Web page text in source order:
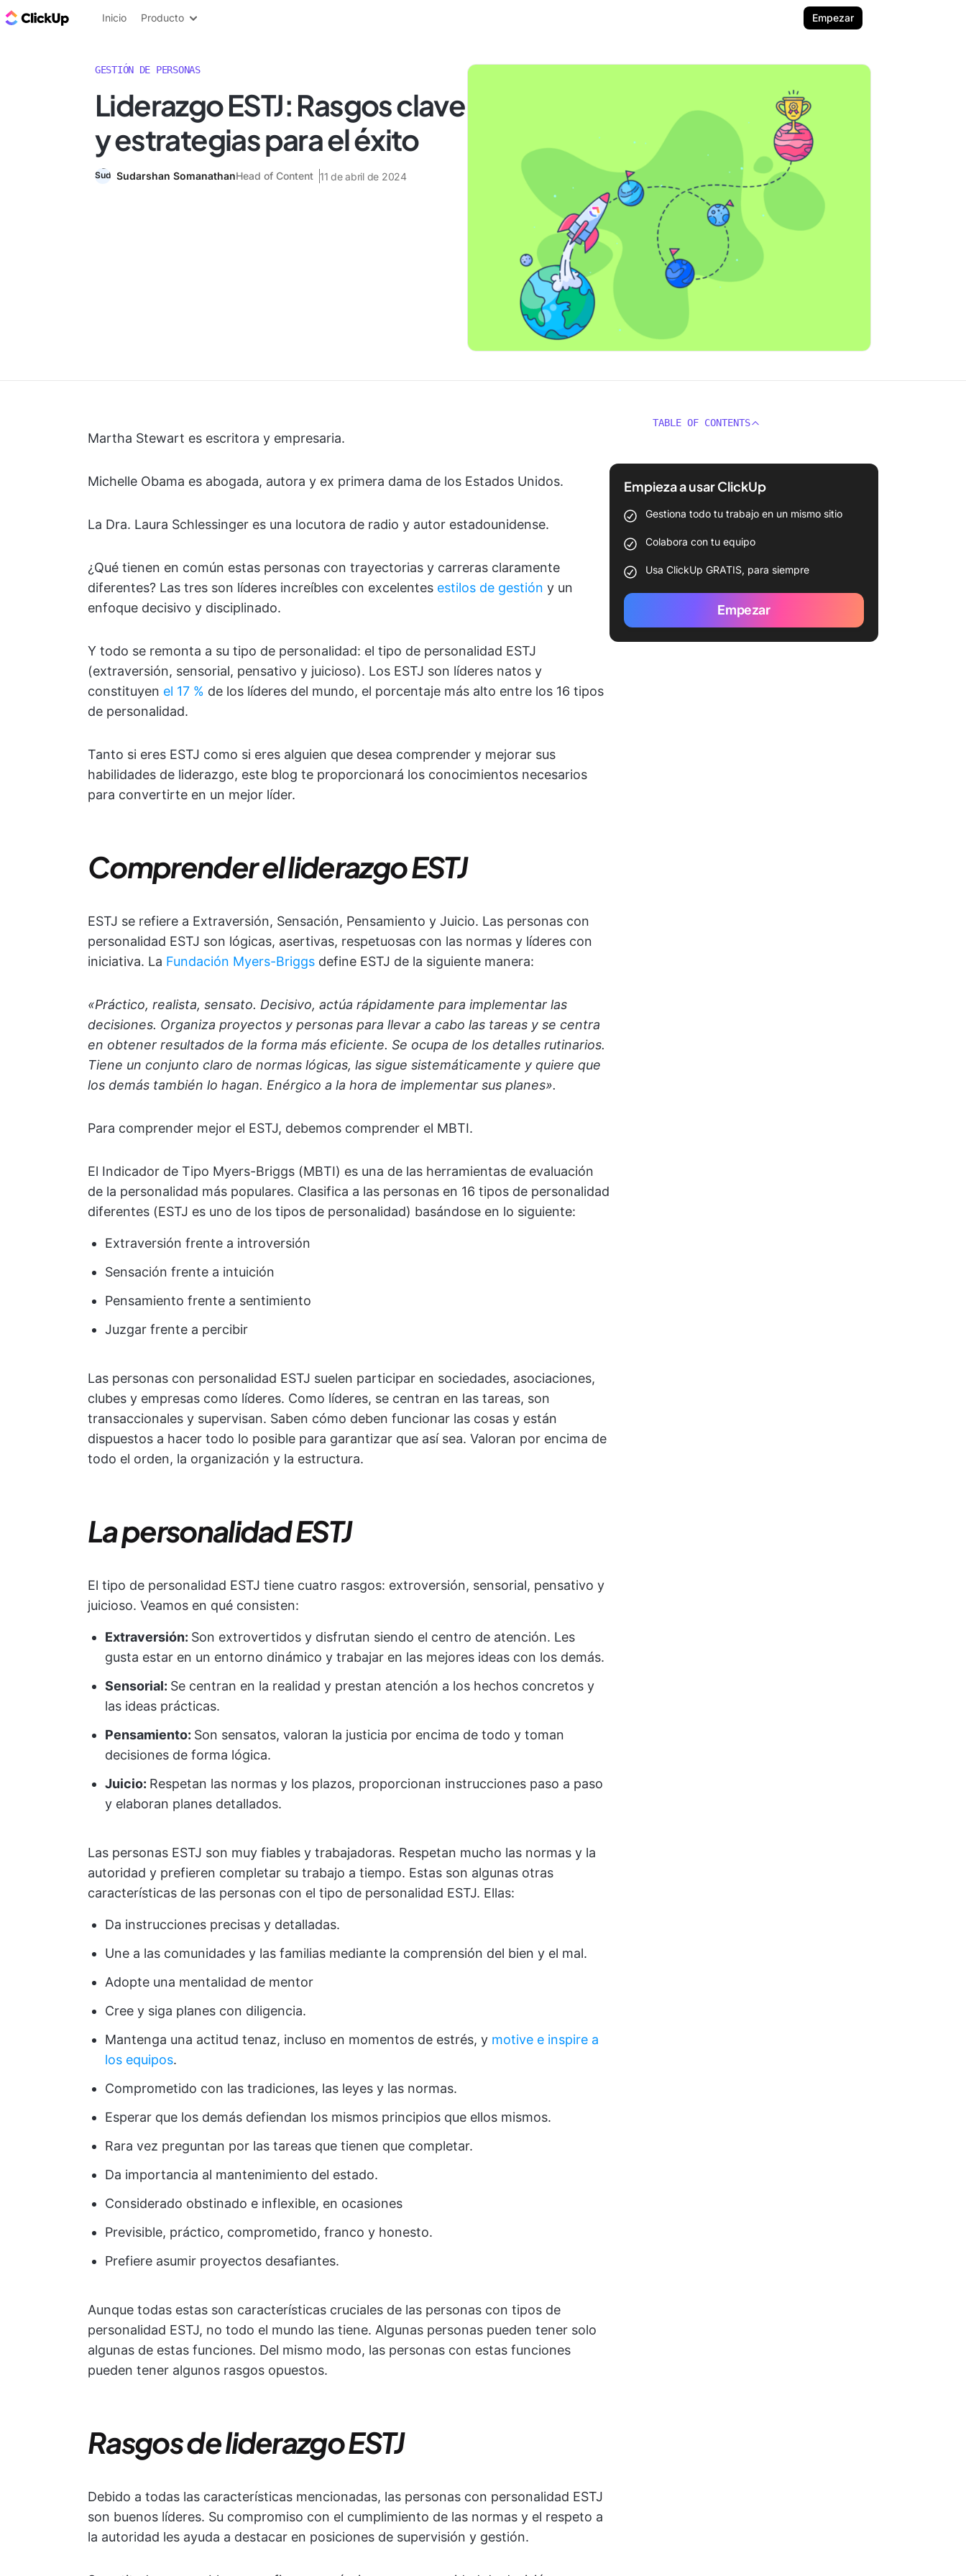
ClickUp Blog
Inicio Producto Empezar
GESTIÓN DE PERSONAS
Liderazgo ESTJ: Rasgos clave
y estrategias para el éxito
Sudarshan SomanathanHead of Content 11 de abril de 2024
Martha Stewart es escritora y empresaria.
Michelle Obama es abogada, autora y ex primera dama de los Estados Unidos.
La Dra. Laura Schlessinger es una locutora de radio y autor estadounidense.
¿Qué tienen en común estas personas con trayectorias y carreras claramente
diferentes? Las tres son líderes increíbles con excelentes estilos de gestión y un
enfoque decisivo y disciplinado.
Y todo se remonta a su tipo de personalidad: el tipo de personalidad ESTJ
(extraversión, sensorial, pensativo y juicioso). Los ESTJ son líderes natos y
constituyen el 17 % de los líderes del mundo, el porcentaje más alto entre los 16 tipos
de personalidad.
Tanto si eres ESTJ como si eres alguien que desea comprender y mejorar sus
habilidades de liderazgo, este blog te proporcionará los conocimientos necesarios
para convertirte en un mejor líder.
Comprender el liderazgo ESTJ
ESTJ se refiere a Extraversión, Sensación, Pensamiento y Juicio. Las personas con
personalidad ESTJ son lógicas, asertivas, respetuosas con las normas y líderes con
iniciativa. La Fundación Myers-Briggs define ESTJ de la siguiente manera:
«Práctico, realista, sensato. Decisivo, actúa rápidamente para implementar las
decisiones. Organiza proyectos y personas para llevar a cabo las tareas y se centra
en obtener resultados de la forma más eficiente. Se ocupa de los detalles rutinarios.
Tiene un conjunto claro de normas lógicas, las sigue sistemáticamente y quiere que
los demás también lo hagan. Enérgico a la hora de implementar sus planes».
Para comprender mejor el ESTJ, debemos comprender el MBTI.
El Indicador de Tipo Myers-Briggs (MBTI) es una de las herramientas de evaluación
de la personalidad más populares. Clasifica a las personas en 16 tipos de personalidad
diferentes (ESTJ es uno de los tipos de personalidad) basándose en lo siguiente:
Extraversión frente a introversión
Sensación frente a intuición
Pensamiento frente a sentimiento
Juzgar frente a percibir
Las personas con personalidad ESTJ suelen participar en sociedades, asociaciones,
clubes y empresas como líderes. Como líderes, se centran en las tareas, son
transaccionales y supervisan. Saben cómo deben funcionar las cosas y están
dispuestos a hacer todo lo posible para garantizar que así sea. Valoran por encima de
todo el orden, la organización y la estructura.
La personalidad ESTJ
El tipo de personalidad ESTJ tiene cuatro rasgos: extroversión, sensorial, pensativo y
juicioso. Veamos en qué consisten:
Extraversión: Son extrovertidos y disfrutan siendo el centro de atención. Les
gusta estar en un entorno dinámico y trabajar en las mejores ideas con los demás.
Sensorial: Se centran en la realidad y prestan atención a los hechos concretos y
las ideas prácticas.
Pensamiento: Son sensatos, valoran la justicia por encima de todo y toman
decisiones de forma lógica.
Juicio: Respetan las normas y los plazos, proporcionan instrucciones paso a paso
y elaboran planes detallados.
Las personas ESTJ son muy fiables y trabajadoras. Respetan mucho las normas y la
autoridad y prefieren completar su trabajo a tiempo. Estas son algunas otras
características de las personas con el tipo de personalidad ESTJ. Ellas:
Da instrucciones precisas y detalladas.
Une a las comunidades y las familias mediante la comprensión del bien y el mal.
Adopte una mentalidad de mentor
Cree y siga planes con diligencia.
Mantenga una actitud tenaz, incluso en momentos de estrés, y motive e inspire a
los equipos.
Comprometido con las tradiciones, las leyes y las normas.
Esperar que los demás defiendan los mismos principios que ellos mismos.
Rara vez preguntan por las tareas que tienen que completar.
Da importancia al mantenimiento del estado.
Considerado obstinado e inflexible, en ocasiones
Previsible, práctico, comprometido, franco y honesto.
Prefiere asumir proyectos desafiantes.
Aunque todas estas son características cruciales de las personas con tipos de
personalidad ESTJ, no todo el mundo las tiene. Algunas personas pueden tener solo
algunas de estas funciones. Del mismo modo, las personas con estas funciones
pueden tener algunos rasgos opuestos.
Rasgos de liderazgo ESTJ
Debido a todas las características mencionadas, las personas con personalidad ESTJ
son buenos líderes. Su compromiso con el cumplimiento de las normas y el respeto a
la autoridad les ayuda a destacar en posiciones de supervisión y gestión.
TABLE OF CONTENTS
Empieza a usar ClickUp
Gestiona todo tu trabajo en un mismo sitio
Colabora con tu equipo
Usa ClickUp GRATIS, para siempre
Empezar